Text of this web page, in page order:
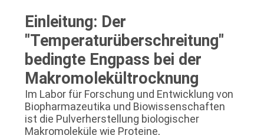
FORDERN
SIE EIN
ZITAT
SITEMAP
Einleitung: Der
"Temperaturüberschreitung"
bedingte Engpass bei der
Makromolekültrocknung
Im Labor für Forschung und Entwicklung von
Biopharmazeutika und Biowissenschaften
ist die Pulverherstellung biologischer
Makromoleküle wie Proteine,